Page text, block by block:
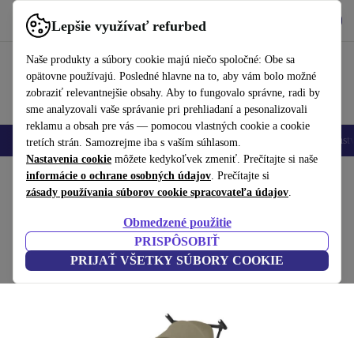
Lepšie využívať refurbed
Naše produkty a súbory cookie majú niečo spoločné: Obe sa
opätovne používajú. Posledné hlavne na to, aby vám bolo možné
zobraziť relevantnejšie obsahy. Aby to fungovalo správne, radi by
sme analyzovali vaše správanie pri prehliadaní a pesonalizovali
reklamu a obsah pre vás — pomocou vlastných cookie a cookie
tretích strán. Samozrejme iba s vaším súhlasom.
Nastavenia cookie môžete kedykoľvek zmeniť. Prečítajte si naše
informácie o ochrane osobných údajov. Prečítajte si
zásady používania súborov cookie spracovateľa údajov.
Obmedzené použitie
PRISPÔSOBIŤ
PRIJAŤ VŠETKY SÚBORY COOKIE
používať refurbed rýchlo a jednoducho
Mobilné telefóny Laptopy Tablety Inteligentné hodinky
Domov Bábätká a deti Kočíky a buginy Buginy
gb zlato Pockit+ All-City kočík
béžová
(1 recenzia)